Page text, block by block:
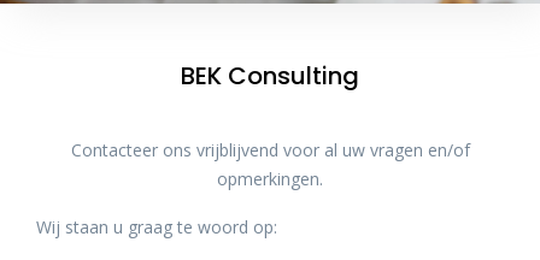
BEK Consulting
Contacteer ons vrijblijvend voor al uw vragen en/of
opmerkingen.
Wij staan u graag te woord op: